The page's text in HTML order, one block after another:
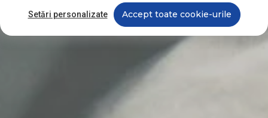
Setări personalizate Accept toate cookie-urile